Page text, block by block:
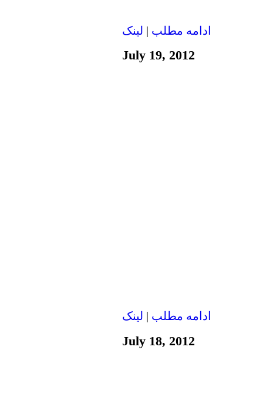
ادامه مطلب | لينک
July 19, 2012
ادامه مطلب | لينک
July 18, 2012